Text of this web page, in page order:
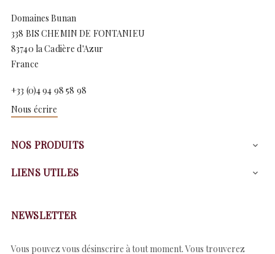
Domaines Bunan
338 BIS CHEMIN DE FONTANIEU
83740 la Cadière d'Azur
France
+33 (0)4 94 98 58 98
Nous écrire
NOS PRODUITS 
LIENS UTILES 
NEWSLETTER
Vous pouvez vous désinscrire à tout moment. Vous trouverez